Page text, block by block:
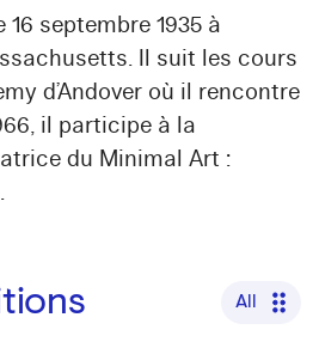
septembre 1935 à
Il suit les cours
d’Andover où il rencontre
il participe à la
du Minimal Art :
All